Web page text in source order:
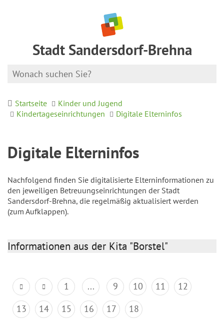
Stadt Sandersdorf-Brehna
Startseite
Kinder und Jugend
Kindertageseinrichtungen
Digitale Elterninfos
Digitale Elterninfos
Nachfolgend finden Sie digitalisierte Elterninformationen zu
den jeweiligen Betreuungseinrichtungen der Stadt
Sandersdorf-Brehna, die regelmäßig aktualisiert werden
(zum Aufklappen).
Informationen aus der Kita "Borstel"
1 ... 9 10 11
12
13
14 15 16 17 18